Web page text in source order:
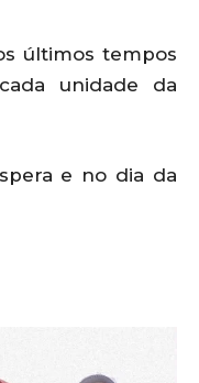
últimos tempos
unidade da
e no dia da